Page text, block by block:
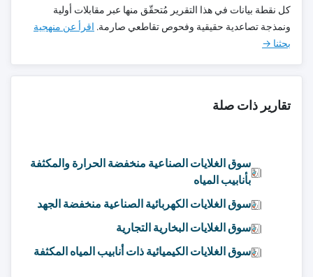
كل نقطة بيانات في هذا التقرير مُتحقّق منها عبر مقابلات أولية
ونمذجة تصاعدية حقيقية وفحوص تقاطعي صارمة. اقرأ عن منهجية
بحثنا →
تقارير ذات صلة
سوق الغلايات الصناعية منخفضة الحرارة والمكثفة
بأنابيب المياه
سوق الغلايات الكهربائية الصناعية منخفضة الجهد
سوق الغلايات البخارية التجارية
سوق الغلايات الكيميائية ذات أنابيب المياه المكثفة